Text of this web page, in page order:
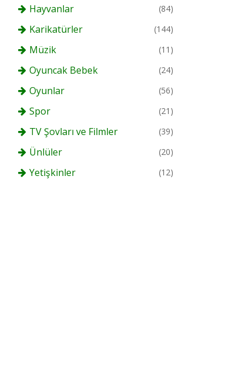
Hayvanlar (84)
Karikatürler (144)
Müzik (11)
Oyuncak Bebek (24)
Oyunlar (56)
Spor (21)
TV Şovları ve Filmler (39)
Ünlüler (20)
Yetişkinler (12)